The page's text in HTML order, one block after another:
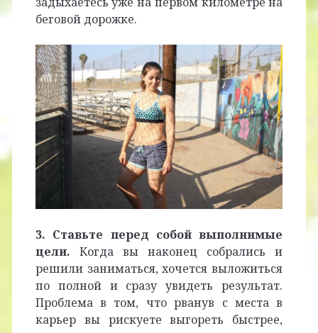
беговой дорожке.
3. Ставьте перед собой выполнимые
цели. Когда вы наконец собрались и
решили заниматься, хочется выложиться
по полной и сразу увидеть результат.
Проблема в том, что рванув с места в
карьер вы рискуете выгореть быстрее,